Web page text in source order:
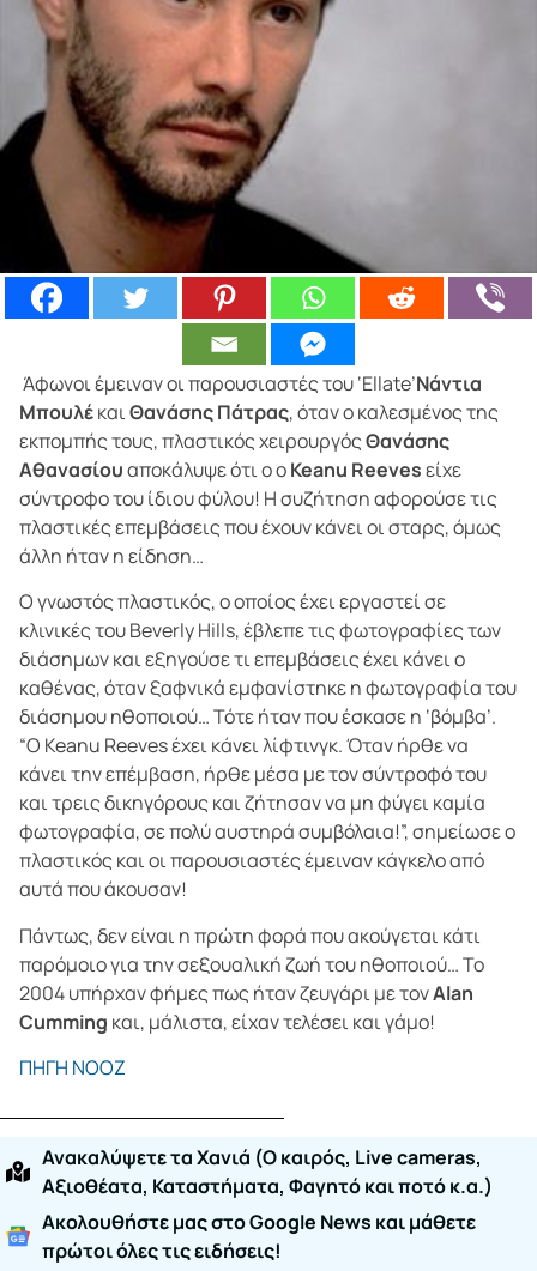
Άφωνοι έμειναν οι παρουσιαστές του ‘Ellate’Νάντια
ΜπουλέκαιΘανάσης Πάτρας, όταν ο καλεσμένος της
εκπομπής τους, πλαστικός χειρουργόςΘανάσης
Αθανασίουαποκάλυψε ότι ο οKeanu Reevesείχε
σύντροφο του ίδιου φύλου! Η συζήτηση αφορούσε τις
πλαστικές επεμβάσεις που έχουν κάνει οι σταρς, όμως
άλλη ήταν η είδηση…
Ο γνωστός πλαστικός, ο οποίος έχει εργαστεί σε
κλινικές του Beverly Hills, έβλεπε τις φωτογραφίες των
διάσημων και εξηγούσε τι επεμβάσεις έχει κάνει ο
καθένας, όταν ξαφνικά εμφανίστηκε η φωτογραφία του
διάσημου ηθοποιού… Τότε ήταν που έσκασε η ‘βόμβα’.
“Ο Keanu Reeves έχει κάνει λίφτινγκ. Όταν ήρθε να
κάνει την επέμβαση, ήρθε μέσα με τον σύντροφό του
και τρεις δικηγόρους και ζήτησαν να μη φύγει καμία
φωτογραφία, σε πολύ αυστηρά συμβόλαια!”, σημείωσε ο
πλαστικός και οι παρουσιαστές έμειναν κάγκελο από
αυτά που άκουσαν!
Πάντως, δεν είναι η πρώτη φορά που ακούγεται κάτι
παρόμοιο για την σεξουαλική ζωή του ηθοποιού… Το
2004 υπήρχαν φήμες πως ήταν ζευγάρι με τονAlan
Cumming και, μάλιστα, είχαν τελέσει και γάμο!
ΠΗΓΗ ΝΟΟΖ
Ανακαλύψετε τα Χανιά (O καιρός, Live cameras,
Αξιοθέατα, Καταστήματα, Φαγητό και ποτό κ.α.)
Ακολουθήστε μας στο Google News και μάθετε
πρώτοι όλες τις ειδήσεις!